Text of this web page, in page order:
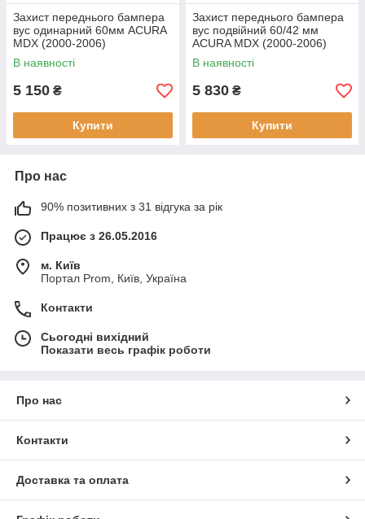
Захист переднього бампера
вус одинарний 60мм ACURA
MDX (2000-2006)
В наявності
5 150 ₴
Купити
Захист переднього бампера
вус подвійний 60/42 мм
ACURA MDX (2000-2006)
В наявності
5 830 ₴
Купити
Про нас
90% позитивних з 31 відгука за рік
Працює з 26.05.2016
м. Київ
Портал Prom, Київ, Україна
Контакти
Сьогодні вихідний
Показати весь графік роботи
Про нас
Контакти
Доставка та оплата